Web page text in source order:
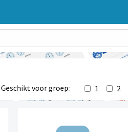
Geschikt voor groep: 1 2